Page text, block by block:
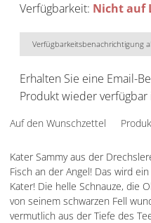
Verfügbarkeit: Nicht auf
Verfügbarkeitsbenachrichtigung
Erhalten Sie eine Email-
Produkt wieder verfügbar
Auf den Wunschzettel
Kater Sammy aus der
Fisch an der Angel! Das wird
Kater! Die helle Schnauze, die
von seinem schwarzen Fell
vermutlich aus der Tiefe des